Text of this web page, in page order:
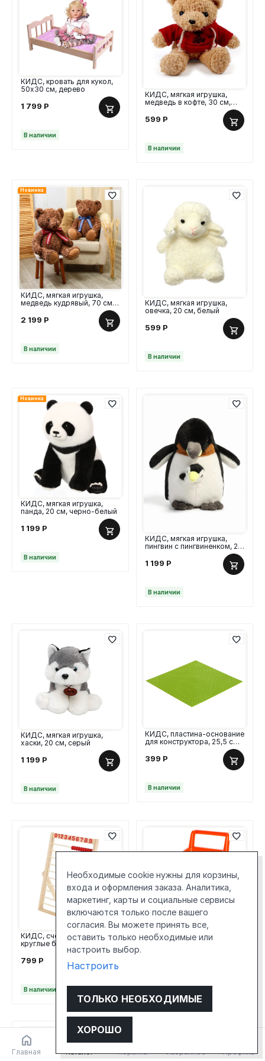
КИДС, кровать для кукол,
50х30 см, дерево
1 799 Р
В наличии
КИДС, мягкая игрушка,
медведь в кофте, 30 см,
599 Р
В наличии
Новинка
КИДС, мягкая игрушка,
медведь кудрявый, 70 см,
2 199 Р
В наличии
КИДС, мягкая игрушка,
овечка, 20 см, белый
599 Р
В наличии
Новинка
КИДС, мягкая игрушка,
панда, 20 см, черно-белый
1 199 Р
В наличии
КИДС, мягкая игрушка,
пингвин с пингвиненком, 24
1 199 Р
В наличии
КИДС, мягкая игрушка,
хаски, 20 см, серый
1 199 Р
В наличии
КИДС, пластина-основание
для конструктора, 25,5 см,
399 Р
В наличии
КИДС, счёты с цифрами,
круглые бусины, дерево
799 Р
В наличии
КИДС, тележка для
супермаркета с фруктами и
Главная Каталог Корзина Избранное Профиль
Необходимые cookie нужны для корзины,
входа и оформления заказа. Аналитика,
маркетинг, карты и социальные сервисы
включаются только после вашего
согласия. Вы можете принять все,
оставить только необходимые или
настроить выбор.
Настроить
ТОЛЬКО НЕОБХОДИМЫЕ
ХОРОШО